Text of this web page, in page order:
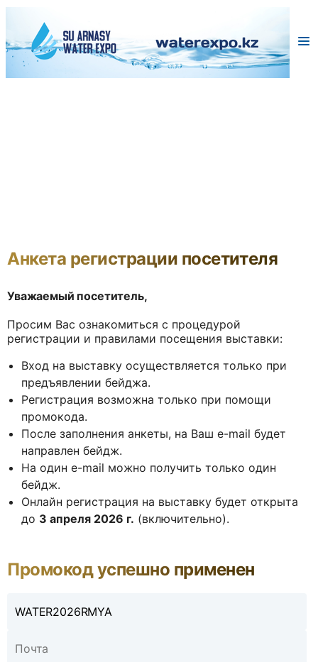
Анкета регистрации посетителя
Уважаемый посетитель,
Просим Вас ознакомиться с процедурой
регистрации и правилами посещения выставки:
Вход на выставку осуществляется только при
предъявлении бейджа.
Регистрация возможна только при помощи
промокода.
После заполнения анкеты, на Ваш e-mail будет
направлен бейдж.
На один e-mail можно получить только один
бейдж.
Онлайн регистрация на выставку будет открыта
до 3 апреля 2026 г. (включительно).
Промокод успешно применен